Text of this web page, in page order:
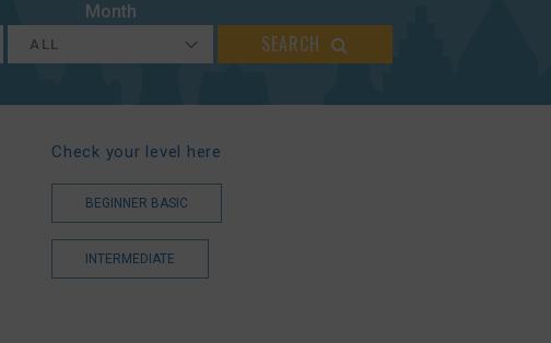
Month
SEARCH
Check your level here
BEGINNER BASIC
INTERMEDIATE